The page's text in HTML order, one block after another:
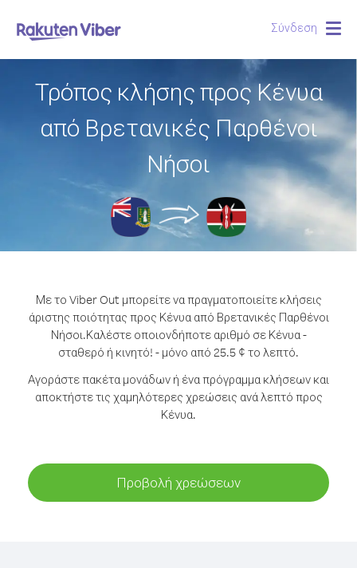
Σύνδεση
Τρόπος κλήσης προς Κένυα
από Βρετανικές Παρθένοι
Νήσοι
Με το Viber Out μπορείτε να πραγματοποιείτε κλήσεις
άριστης ποιότητας προς Κένυα από Βρετανικές Παρθένοι
Νήσοι.Καλέστε οποιονδήποτε αριθμό σε Κένυα -
σταθερό ή κινητό! - μόνο από 25.5 ¢ το λεπτό.
Αγοράστε πακέτα μονάδων ή ένα πρόγραμμα κλήσεων και
αποκτήστε τις χαμηλότερες χρεώσεις ανά λεπτό προς
Κένυα.
Προβολή χρεώσεων